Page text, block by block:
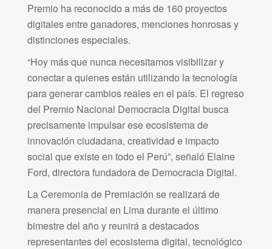
Premio ha reconocido a más de 160 proyectos
digitales entre ganadores, menciones honrosas y
distinciones especiales.
“Hoy más que nunca necesitamos visibilizar y
conectar a quienes están utilizando la tecnología
para generar cambios reales en el país. El regreso
del Premio Nacional Democracia Digital busca
precisamente impulsar ese ecosistema de
innovación ciudadana, creatividad e impacto
social que existe en todo el Perú”, señaló Elaine
Ford, directora fundadora de Democracia Digital.
La Ceremonia de Premiación se realizará de
manera presencial en Lima durante el último
bimestre del año y reunirá a destacados
representantes del ecosistema digital, tecnológico